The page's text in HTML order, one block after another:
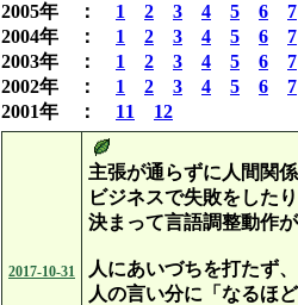
2005年 ： 1 2 3 4 5 6
7
2004年 ： 1 2 3 4 5 6
7
2003年 ： 1 2 3 4 5 6
7
2002年 ： 1 2 3 4 5 6
7
2001年 ： 11 12
2017-10-31
主張が通らずに人間関
ビジネスで失敗をした
決まって言語調整動作
人にあいづちを打たず、
人の言い分に「なるほ